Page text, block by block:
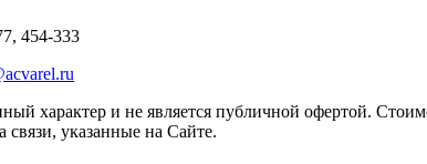
454-333
характер и не является публичной офертой.
связи, указанные на Сайте.